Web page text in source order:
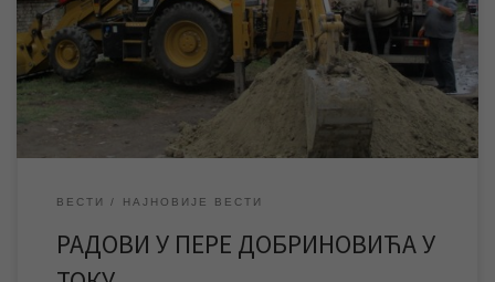
јутрос, и даље трају. Према проценама, уколико не дође до
непланираних ситуација, биће завршени до 18 часова. *
ПОСЛЕДЊА ВЕСТ: ОКО 16 ЧАСОВА ЗАВРШЕНИ СУ РАДОВИ НА
САНАЦИЈИ КВАРОВА И ВОДА ЈЕ ПУШТЕНА У […]
ВЕСТИ НАЈНОВИЈЕ ВЕСТИ
РАДОВИ У ПЕРЕ ДОБРИНОВИЋА У